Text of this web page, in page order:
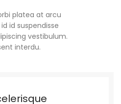
platea at arcu
id suspendisse
vestibulum.
interdu.